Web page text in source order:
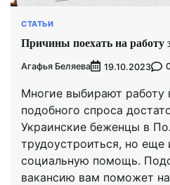
СТАТЬИ
Причины поехать на работу
Агафья Беляева 19.10.2023
Многие выбирают
подобного спроса
Украинские беженцы в
трудоустроиться, но еще
социальную помощь.
вакансию вам поможет